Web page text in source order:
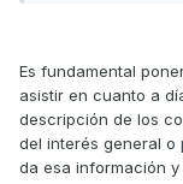
Es fundamental
asistir en cuanto a
descripción de los
del interés general o
da esa información